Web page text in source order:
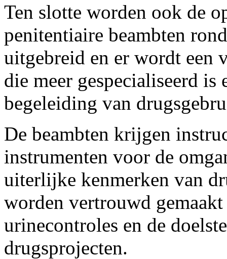
Ten slotte worden ook de
penitentiaire beambten
uitgebreid en er wordt een
die meer gespecialiseerd is
begeleiding van
De beambten krijgen
instrumenten voor de
uiterlijke kenmerken van
worden vertrouwd
urinecontroles en de
drugsprojecten.